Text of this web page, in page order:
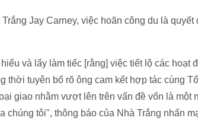
Jay Carney, việc hoãn công du là
và lấy làm tiếc [rằng] việc tiết lộ các hoạt
thời tuyên bố rõ ông cam kết hợp tác cùng
giao nhằm vượt lên trên vấn đề vốn là một
chúng tôi", thông báo của Nhà Trắng nhấn